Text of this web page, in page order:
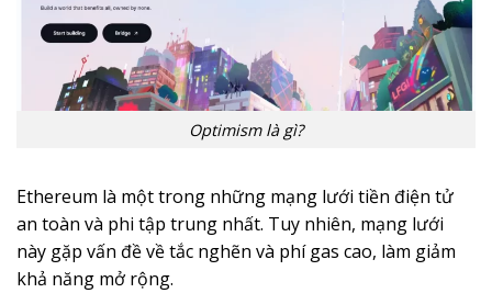
Optimism là gì?
Ethereum là một trong những mạng lưới tiền điện tử
an toàn và phi tập trung nhất. Tuy nhiên, mạng lưới
này gặp vấn đề về tắc nghẽn và phí gas cao, làm giảm
khả năng mở rộng.